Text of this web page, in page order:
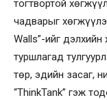
тогтвортой
чадварыг
Walls”-ийг
туршлагад
төр, эдийн засаг,
“ThinkTank” гэж